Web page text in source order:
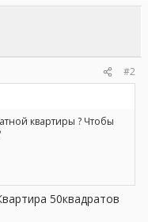
#2
квартиры ? Чтобы
50квадратов